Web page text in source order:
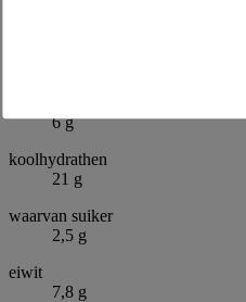
6 g
koolhydrathen
21 g
waarvan suiker
2,5 g
eiwit
7,8 g